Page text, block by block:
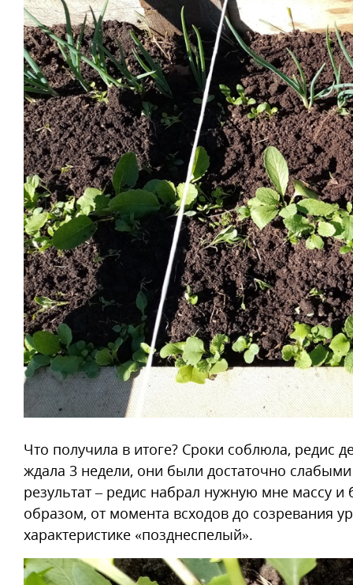
Что получила в итоге? Сроки соблюла, редис
ждала 3 недели, они были достаточно
результат – редис набрал нужную мне массу
образом, от момента всходов до созревания
характеристике «позднеспелый».